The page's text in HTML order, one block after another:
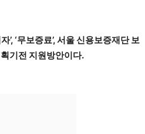
‘무보증료’, 서울 신용보증재단 보
획기전 지원방안이다.